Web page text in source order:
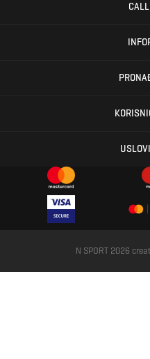
N SPORT 2026